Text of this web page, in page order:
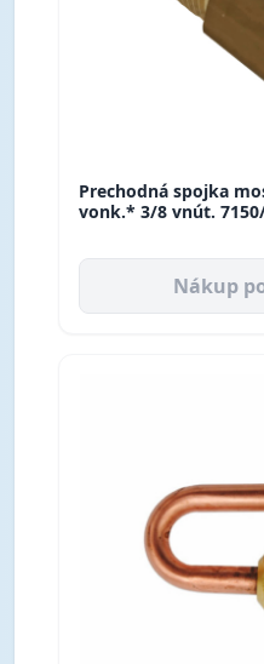
Prechodná spojka
vonk.* 3/8 vnút.
Nákup